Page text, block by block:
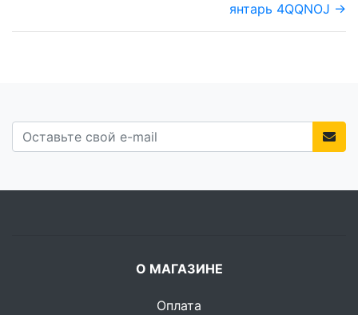
янтарь 4QQNOJ →
О МАГАЗИНЕ
Оплата